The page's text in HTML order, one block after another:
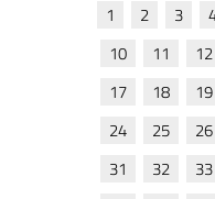
1 2 3
10
11 12
17
18 19
24
25 26
31
32 33